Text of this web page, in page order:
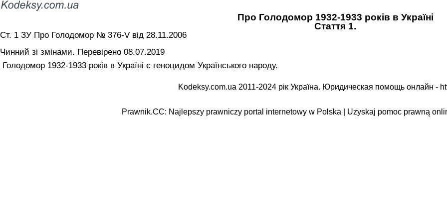
Про Голодомор 1932-1933 років в Україні
Стаття 1.
Ст. 1 ЗУ Про Голодомор № 376-V від 28.11.2006
Чинний зі змінами. Перевірено 08.07.2019
Голодомор 1932-1933 років в Україні є геноцидом Українського народу.
Kodeksy.com.ua 2011-2024 рік Україна. Юридическая помощь онлайн -
Prawnik.CC: Najlepszy prawniczy portal internetowy w Polska | Uzyskaj pomoc prawną